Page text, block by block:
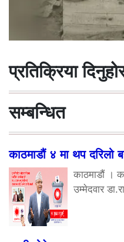
प्रतिक्रिया
सम्बन्धित
काठमाडौं ४ मा थप दरिलो
काठमाडौं ।
उम्मेदवार